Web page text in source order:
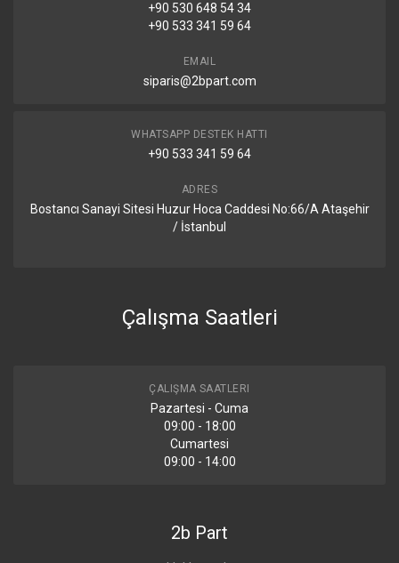
+90 530 648 54 34
+90 533 341 59 64
EMAIL
siparis@2bpart.com
WHATSAPP DESTEK HATTI
+90 533 341 59 64
ADRES
Bostancı Sanayi Sitesi Huzur Hoca Caddesi No:66/A Ataşehir
/ İstanbul
Çalışma Saatleri
ÇALIŞMA SAATLERI
Pazartesi - Cuma
09:00 - 18:00
Cumartesi
09:00 - 14:00
2b Part